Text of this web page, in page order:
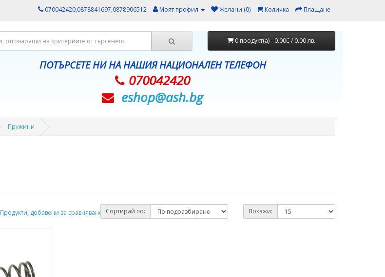
070042420,0878841697,0878906512 Моят профил Желани (0) Количка Плащане
0 продукт(а) - 0.00€ / 0.00 лв.
ПОТЪРСЕТЕ НИ НА НАШИЯ НАЦИОНАЛЕН ТЕЛЕФОН
070042420
eshop@­ash.bg
Пружини
Продукти, добавени за сравняване: (0)Сортирай по: Покажи: